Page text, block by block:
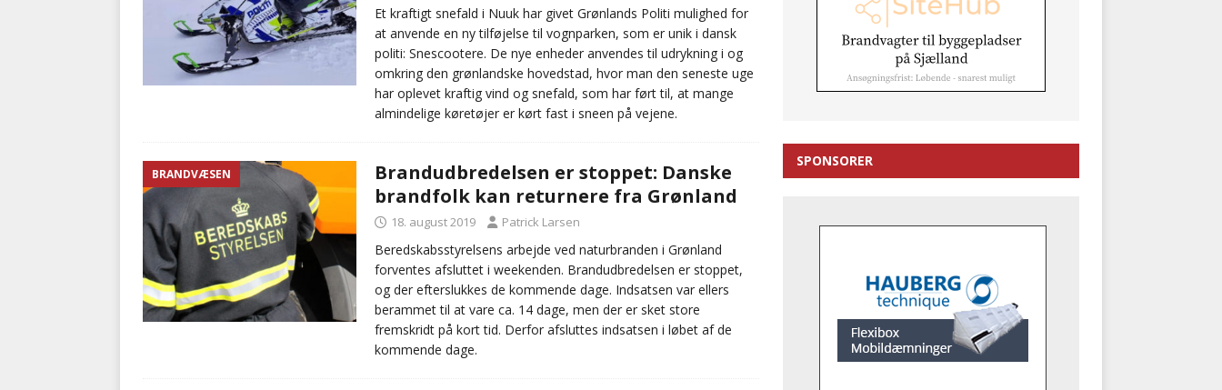
Et kraftigt snefald i Nuuk har givet Grønlands Politi mulighed for
at anvende en ny tilføjelse til vognparken, som er unik i dansk
politi: Snescootere. De nye enheder anvendes til udrykning i og
omkring den grønlandske hovedstad, hvor man den seneste uge
har oplevet kraftig vind og snefald, som har ført til, at mange
almindelige køretøjer er kørt fast i sneen på vejene.
BRANDVÆSEN
Brandudbredelsen er stoppet: Danske
brandfolk kan returnere fra Grønland
18. august 2019 Patrick Larsen
Beredskabsstyrelsens arbejde ved naturbranden i Grønland
forventes afsluttet i weekenden. Brandudbredelsen er stoppet,
og der efterslukkes de kommende dage. Indsatsen var ellers
berammet til at vare ca. 14 dage, men der er sket store
fremskridt på kort tid. Derfor afsluttes indsatsen i løbet af de
kommende dage.
SPONSORER